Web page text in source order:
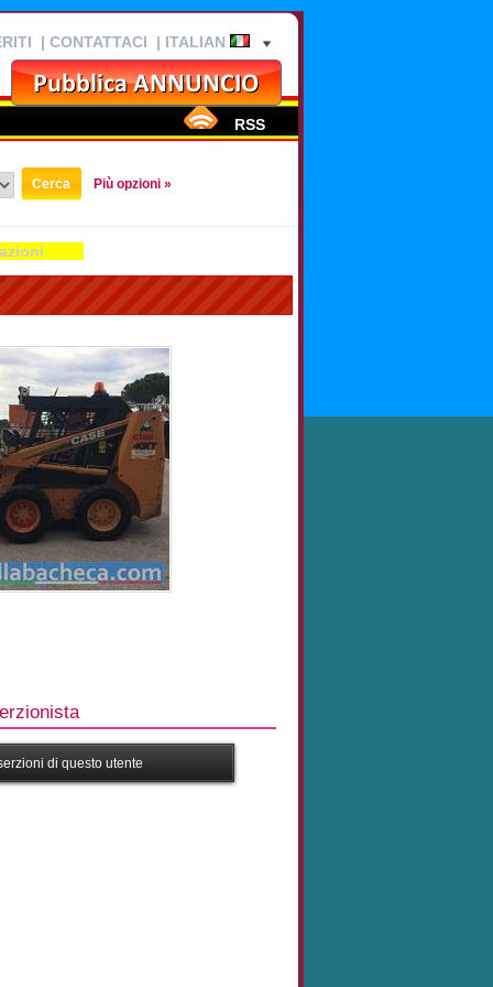
| CONTATTACI | ITALIAN
RSS
Più opzioni »
di questo utente